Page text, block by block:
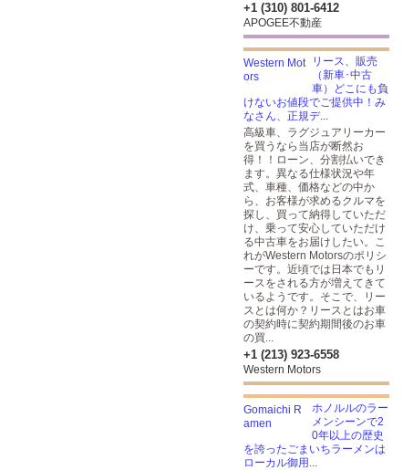
+1 (310) 801-6412
APOGEE不動産
リース、販売
（新車･中古
車）どこにも負
けないお値段でご提供中！み
なさん、正規デ...
高級車、ラグジュアリーカー
を買うなら当店が断然お
得！！ローン、分割払いでき
ます。異なる仕様状況や年
式、車種、価格などの中か
ら、お客様が求めるクルマを
探し、買って納得していただ
け、乗って安心していただけ
る中古車をお届けしたい。こ
れがWestern Motorsのポリシ
ーです。近頃では日本でもリ
ースをされる方が増えてきて
いるようです。そこで、リー
スとは何か？リースとはお車
の契約時に契約期間後のお車
の買...
+1 (213) 923-6558
Western Motors
ホノルルのラー
メンシーンで2
0年以上の歴史
を誇ったごまいちラーメンは
ローカル御用...